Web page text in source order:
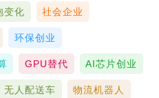
变化 社会企业
环保创业
GPU替代 AI芯片创业
无人配送车 物流机器人